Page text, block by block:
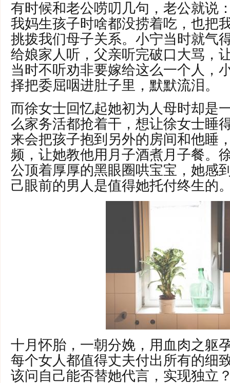
有时候和老公唠叨几句，老公就说
我妈生孩子时啥都没捞着吃，也把
挑拨我们母子关系。小宁当时就气
给娘家人听，父亲听完破口大骂，
当时不听劝非要嫁给这么一个人，
择把委屈咽进肚子里，默默流泪。
而徐女士回忆起她初为人母时却是
么家务活都抢着干，想让徐女士睡
来会把孩子抱到另外的房间和他睡
频，让她教他用月子酒煮月子餐。
公顶着厚厚的黑眼圈哄宝宝，她感
己眼前的男人是值得她托付终生的
十月怀胎，一朝分娩，用血肉之躯
每个女人都值得丈夫付出所有的细
该问自己能否替她代言，实现独立